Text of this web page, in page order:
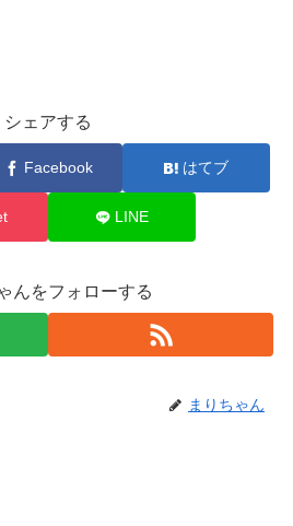
シェアする
Facebook はてブ
LINE
んをフォローする
まりちゃん